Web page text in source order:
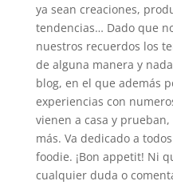
ya sean creaciones,
tendencias… Dado que
nuestros recuerdos los
de alguna manera y
blog, en el que además
experiencias con
vienen a casa y
más. Va dedicado a
foodie. ¡Bon appetit! Ni
cualquier duda o